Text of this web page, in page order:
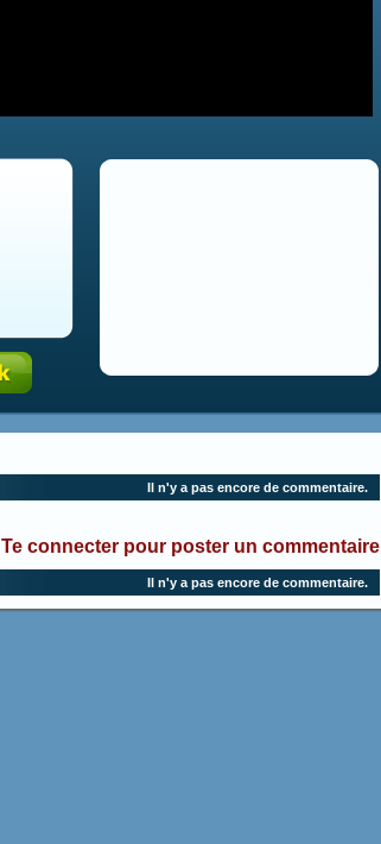
Il n'y a pas encore de commentaire.
Te connecter pour poster un commentaire
Il n'y a pas encore de commentaire.